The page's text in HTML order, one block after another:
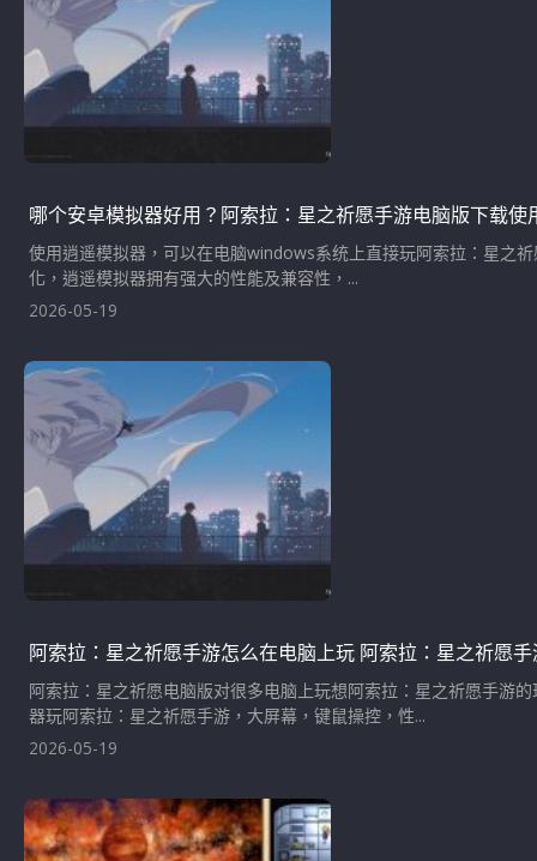
哪个安卓模拟器好用？阿索拉：星之祈愿手游电脑版下载使
使用逍遥模拟器，可以在电脑windows系统上直接玩阿索拉：星之
化，逍遥模拟器拥有强大的性能及兼容性，...
2026-05-19
阿索拉：星之祈愿手游怎么在电脑上玩 阿索拉：星之祈愿
阿索拉：星之祈愿电脑版对很多电脑上玩想阿索拉：星之祈愿手游
器玩阿索拉：星之祈愿手游，大屏幕，键鼠操控，性...
2026-05-19